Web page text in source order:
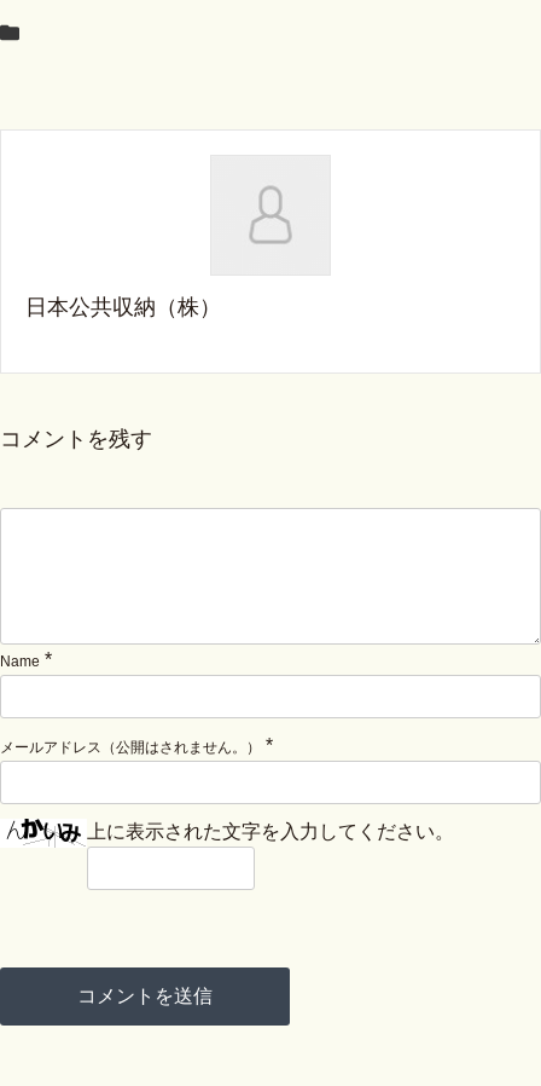
日本公共収納（株）
コメントを残す
Name *
メールアドレス（公開はされません。） *
上に表示された文字を入力してください。